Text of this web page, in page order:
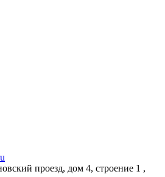
проезд, дом 4, строение 1 ,